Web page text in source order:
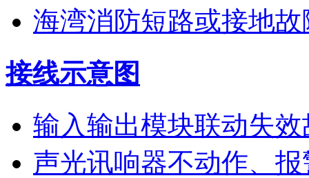
海湾消防短路或接地
接线示意图
输入输出模块联动失效
声光讯响器不动作、